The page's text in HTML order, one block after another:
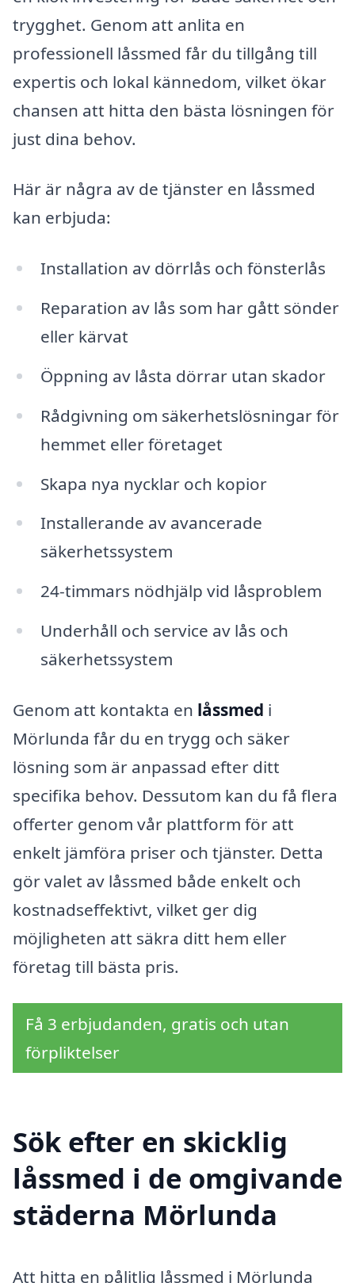
trygghet. Genom att anlita en
professionell låssmed får du tillgång till
expertis och lokal kännedom, vilket ökar
chansen att hitta den bästa lösningen för
just dina behov.
Här är några av de tjänster en låssmed
kan erbjuda:
Installation av dörrlås och fönsterlås
Reparation av lås som har gått sönder
eller kärvat
Öppning av låsta dörrar utan skador
Rådgivning om säkerhetslösningar för
hemmet eller företaget
Skapa nya nycklar och kopior
Installerande av avancerade
säkerhetssystem
24-timmars nödhjälp vid låsproblem
Underhåll och service av lås och
säkerhetssystem
Genom att kontakta en låssmed i
Mörlunda får du en trygg och säker
lösning som är anpassad efter ditt
specifika behov. Dessutom kan du få flera
offerter genom vår plattform för att
enkelt jämföra priser och tjänster. Detta
gör valet av låssmed både enkelt och
kostnadseffektivt, vilket ger dig
möjligheten att säkra ditt hem eller
företag till bästa pris.
Få 3 erbjudanden, gratis och utan
förpliktelser
Sök efter en skicklig
låssmed i de omgivande
städerna Mörlunda
Att hitta en pålitlig låssmed i Mörlunda